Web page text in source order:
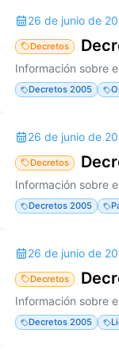
26 de junio de
Decretos
Decretos 2005
26 de junio de
Decretos
Decretos 2005
26 de junio de
Decretos
Decretos 2005